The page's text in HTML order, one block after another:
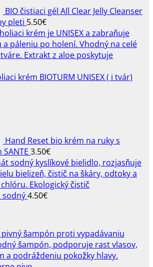
BIO čistiaci gél All Clear Jelly Cleanser
pleti 5.50€
krém BIOTURM UNISEX ( i tvár)
Hand Reset bio krém na ruky s
3.50€
sodný4.50€